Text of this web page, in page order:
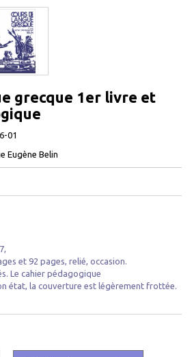
grecque 1er livre et
01
Eugène Belin
et 92 pages, relié, occasion.
Le cahier pédagogique
état, la couverture est légèrement frottée.